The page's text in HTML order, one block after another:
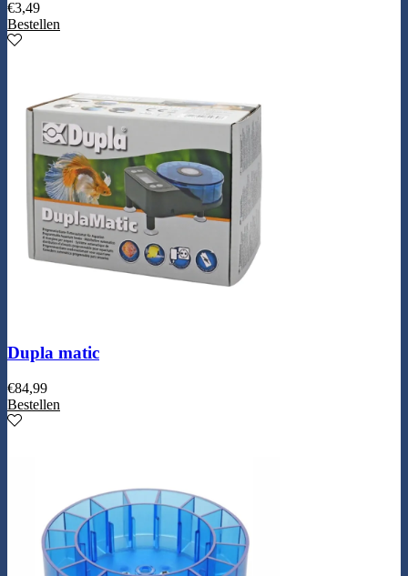
€3,49
Bestellen
Dupla matic
€84,99
Bestellen